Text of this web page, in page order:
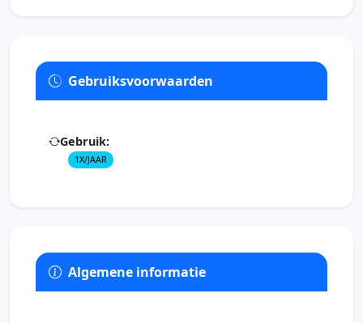
Gebruiksvoorwaarden
Gebruik:
1X/JAAR
Algemene informatie